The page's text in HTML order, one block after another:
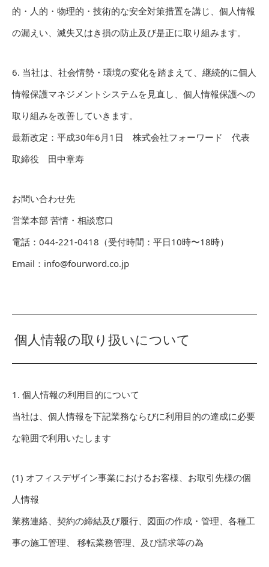
的・人的・物理的・技術的な安全対策措置を講じ、個人情報
の漏えい、滅失又はき損の防止及び是正に取り組みます。
6. 当社は、社会情勢・環境の変化を踏まえて、継続的に個人
情報保護マネジメントシステムを見直し、個人情報保護への
取り組みを改善していきます。
最新改定：平成30年6月1日 株式会社フォーワード 代表
取締役 田中章寿
お問い合わせ先
営業本部 苦情・相談窓口
電話：044-221-0418（受付時間：平日10時〜18時）
Email：info@fourword.co.jp
個人情報の取り扱いについて
1. 個人情報の利用目的について
当社は、個人情報を下記業務ならびに利用目的の達成に必要
な範囲で利用いたします
(1) オフィスデザイン事業におけるお客様、お取引先様の個
人情報
業務連絡、契約の締結及び履行、図面の作成・管理、各種工
事の施工管理、 移転業務管理、及び請求等の為